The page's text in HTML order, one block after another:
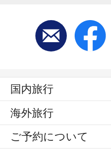
国内旅行
海外旅行
ご予約について